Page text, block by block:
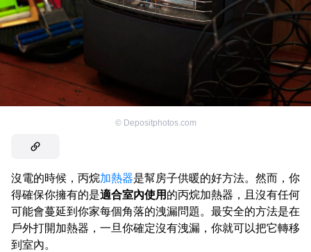
© Depositphotos.com
沒電的時候，丙烷加熱器是幫房子供暖的好方法。然而，你
得確保你擁有的是適合室內使用 的丙烷加熱器，且沒有任何
可能會蔓延到你家每個角落的洩漏問題。最安全的方法是在
戶外打開加熱器，一旦你確定沒有洩漏，你就可以把它轉移
到室內。